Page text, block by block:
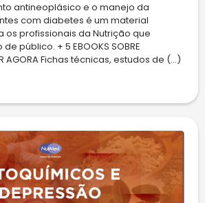
antineoplásico e o manejo da
com diabetes é um material
os profissionais da Nutrição que
público. + 5 EBOOKS SOBRE
AGORA Fichas técnicas, estudos de (...)